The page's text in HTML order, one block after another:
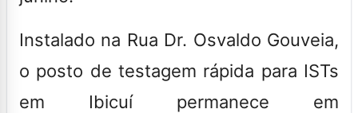
Instalado na Rua Dr. Osvaldo Gouveia,
o posto de testagem rápida para ISTs
em Ibicuí permanece em